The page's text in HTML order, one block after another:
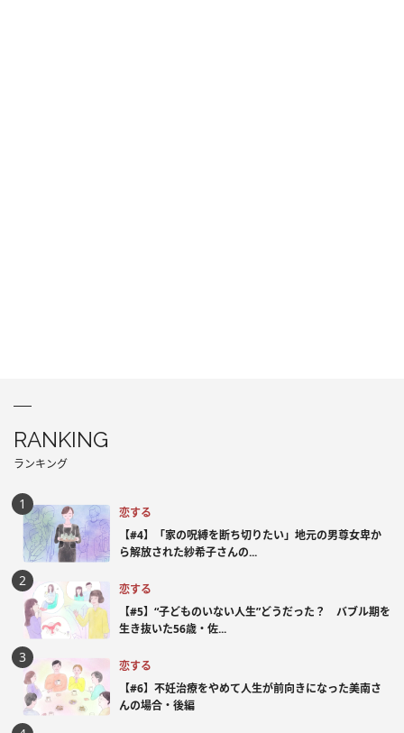
RANKING
ランキング
恋する
【#4】「家の呪縛を断ち切りたい」地元の男尊女卑か
ら解放された紗希子さんの...
恋する
【#5】“子どものいない人生”どうだった？ バブル期を
生き抜いた56歳・佐...
恋する
【#6】不妊治療をやめて人生が前向きになった美南さ
んの場合・後編